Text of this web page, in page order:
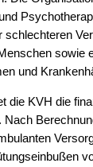
schlechteren
sowie
und
die KVH die